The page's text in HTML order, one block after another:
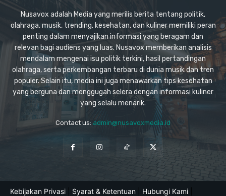
Nusavox adalah Media yang merilis berita tentang politik,
olahraga, musik, trending, kesehatan, dan kuliner memiliki peran
penting dalam menyajikan informasi yang beragam dan
relevan bagi audiens yang luas. Nusavox memberikan analisis
mendalam mengenai isu politik terkini, hasil pertandingan
olahraga, serta perkembangan terbaru di dunia musik dan tren
populer. Selain itu, media ini juga menawarkan tips kesehatan
yang berguna dan menggugah selera dengan informasi kuliner
yang selalu menarik.
Contact us: admin@nusavoxmedia.id
Kebijakan Privasi Syarat & Ketentuan Hubungi Kami